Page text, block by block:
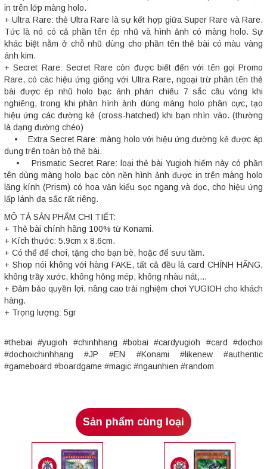
in trên lớp màng holo.
+ Ultra Rare: thẻ Ultra Rare là sự kết hợp giữa Super Rare và Rare.
Tức là nó có cả phần tên ép nhũ và hình ảnh có màng holo. Sự
khác biệt nằm ở chỗ nhũ dùng cho phần tên thẻ bài có màu vàng
ánh kim.
+ Secret Rare: Secret Rare còn được biết đến với tên gọi Promo
Rare, có các hiệu ứng giống với Ultra Rare, ngoại trừ phần tên thẻ
bài được ép nhũ holo bạc ánh phản chiếu 7 sắc cầu vòng khi
nghiêng, trong khi phần hình ảnh dùng màng holo phân cực, tạo
hiệu ứng các đường kẻ (cross-hatched) khi bạn nhìn vào. (thường
là dạng đường chéo)
• Extra Secret Rare: màng holo với hiệu ứng đường kẻ được áp
dụng trên toàn bộ thẻ bài.
• Prismatic Secret Rare: loại thẻ bài Yugioh hiếm này có phần
tên dùng màng holo bạc còn nền hình ảnh được in trên màng holo
lăng kính (Prism) có hoa văn kiểu sọc ngang và dọc, cho hiệu ứng
lấp lánh đa sắc rất riêng.
MÔ TẢ SẢN PHẨM CHI TIẾT:
+ Thẻ bài chính hãng 100% từ Konami.
+ Kích thước: 5.9cm x 8.6cm.
+ Có thể để chơi, tặng cho bạn bè, hoặc để sưu tầm.
+ Shop nói không với hàng FAKE, tất cả đều là card CHÍNH HÃNG,
không trầy xước, không hỏng mép, không nhàu nát,...
+ Đảm bảo quyền lợi, nâng cao trải nghiệm chơi YUGIOH cho khách
hàng.
+ Trọng lượng: 5gr
#thebai #yugioh #chinhhang #bobai #cardyugioh #card #dochoi
#dochoichinhhang #JP #EN #Konami #likenew #authentic
#gameboard #boardgame #magic #ngaunhien #random
Sản phẩm cùng loại